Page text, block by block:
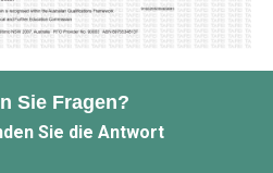
Sie Fragen?
Sie die Antwort